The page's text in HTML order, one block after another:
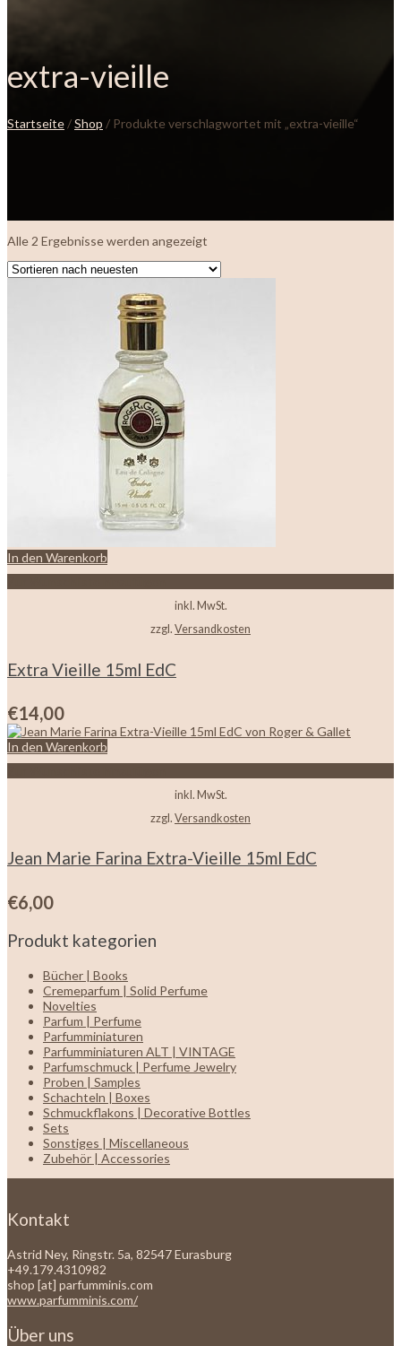
extra-vieille
Startseite /Shop / Produkte verschlagwortet mit „extra-vieille“
Alle 2 Ergebnisse werden angezeigt
sortiert
In den Warenkorb
inkl. MwSt.
zzgl. Versandkosten
Extra Vieille 15ml EdC
€14,00
In den Warenkorb
inkl. MwSt.
zzgl. Versandkosten
Jean Marie Farina Extra-Vieille 15ml EdC
€6,00
Produkt kategorien
Bücher | Books
Cremeparfum | Solid Perfume
Novelties
Parfum | Perfume
Parfumminiaturen
Parfumminiaturen ALT | VINTAGE
Parfumschmuck | Perfume Jewelry
Proben | Samples
Schachteln | Boxes
Schmuckflakons | Decorative Bottles
Sets
Sonstiges | Miscellaneous
Zubehör | Accessories
Kontakt
Astrid Ney, Ringstr. 5a, 82547 Eurasburg
+49.179.4310982
shop [at] parfumminis.com
www.parfumminis.com/
Über uns